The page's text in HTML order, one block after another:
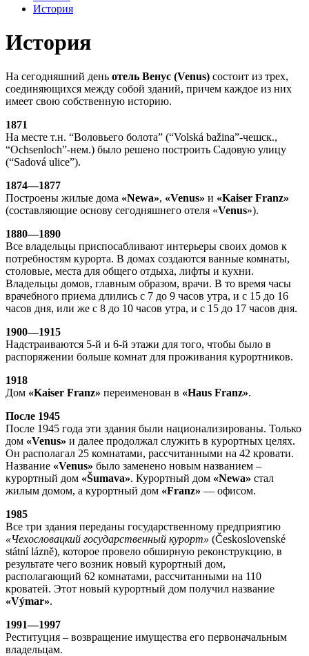
История
История
На сегодняшний день отель Венус (Venus) состоит из трех,
соединяющихся между собой зданий, причем каждое из них
имеет свою собственную историю.
1871
На месте т.н. “Воловьего болота” (“Volská bažina”-чешск.,
“Ochsenloch”-нем.) было решено построить Садовую улицу
(“Sadová ulice”).
1874—1877
Построены жилые дома «Newa», «Venus» и «Kaiser Franz»
(составляющие основу сегодняшнего отеля «Venus»).
1880—1890
Все владельцы приспосабливают интерьеры своих домов к
потребностям курорта. В домах создаются ванные комнаты,
столовые, места для общего отдыха, лифты и кухни.
Владельцы домов, главным образом, врачи. В то время часы
врачебного приема длились с 7 до 9 часов утра, и с 15 до 16
часов дня, или же с 8 до 10 часов утра, и с 15 до 17 часов дня.
1900—1915
Надстраиваются 5-й и 6-й этажи для того, чтобы было в
распоряжении больше комнат для проживания курортников.
1918
Дом «Kaiser Franz» переименован в «Haus Franz».
После 1945
После 1945 года эти здания были национализированы. Только
дом «Venus» и далее продолжал служить в курортных целях.
Он располагал 25 комнатами, рассчитанными на 42 кровати.
Название «Venus» было заменено новым названием –
курортный дом «Šumava». Курортный дом «Newa» стал
жилым домом, а курортный дом «Franz» — офисом.
1985
Все три здания переданы государственному предприятию
«Чехословацкий государственный курорт» (Československé
státní lázně), которое провело обширную реконструкцию, в
результате чего возник новый курортный дом,
располагающий 62 комнатами, рассчитанными на 110
кроватей. Этот новый курортный дом получил название
«Výmar».
1991—1997
Реституция – возвращение имущества его первоначальным
владельцам.